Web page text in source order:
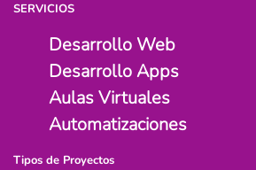
SERVICIOS
Desarrollo Web
Desarrollo Apps
Aulas Virtuales
Automatizaciones
Tipos de Proyectos